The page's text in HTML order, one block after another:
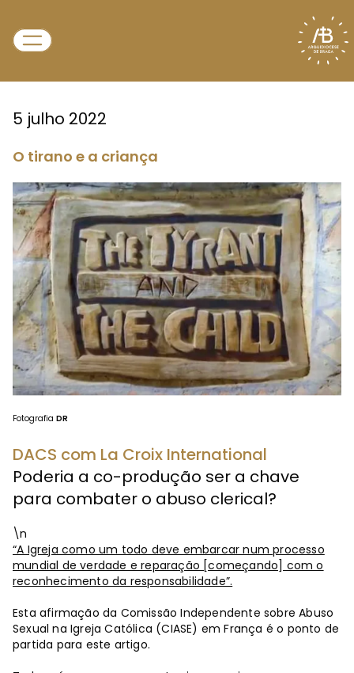
5 julho 2022
O tirano e a criança
Fotografia DR
DACS com La Croix International
Poderia a co-produção ser a chave
para combater o abuso clerical?
\n
“A Igreja como um todo deve embarcar num processo
mundial de verdade e reparação [começando] com o
reconhecimento da responsabilidade”.
Esta afirmação da Comissão Independente sobre Abuso
Sexual na Igreja Católica (CIASE) em França é o ponto de
partida para este artigo.